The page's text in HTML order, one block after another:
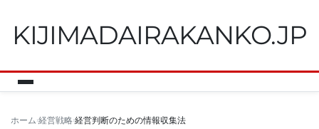
KIJIMADAIRAKANKO.JP
ホーム 経営戦略 経営判断のための情報収集法